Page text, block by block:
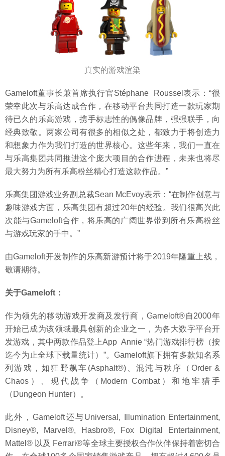
真实的游戏渲染
Gameloft董事长兼首席执行官Stéphane Roussel表示：“很
荣幸此次与乐高达成合作，在移动平台共同打造一款玩家期
待已久的乐高游戏，携手标志性的偶像品牌，强强联手，向
经典致敬。两家公司有很多的相似之处，都致力于将创造力
和想象力作为我们打造的世界核心。这些年来，我们一直在
与乐高集团共同推进这个庞大项目的合作进程，未来也将尽
最大努力为所有乐高粉丝精心打造这款作品。”
乐高集团游戏业务副总裁Sean McEvoy表示：“在制作创意与
趣味游戏方面，乐高集团有超过20年的经验。我们很高兴此
次能与Gameloft合作，将乐高的广阔世界带到所有乐高粉丝
与游戏玩家的手中。”
由Gameloft开发制作的乐高新游预计将于2019年隆重上线，
敬请期待。
关于Gameloft ：
作为领先的移动游戏开发商及发行商，Gameloft®自2000年
开始已成为该领域最具创新的企业之一，为各大数字平台开
发游戏，其中两款作品登上App Annie “热门游戏排行榜（按
迄今为止全球下载量统计）”。Gameloft旗下拥有多款知名系
列游戏，如狂野飙车(Asphalt®)、混沌与秩序（Order &
Chaos）、现代战争（Modern Combat）和地牢猎手
（Dungeon Hunter）。
此外，Gameloft还与Universal, Illumination Entertainment,
Disney®, Marvel®, Hasbro®, Fox Digital Entertainment,
Mattel® 以及 Ferrari®等全球主要授权合作伙伴保持着密切合